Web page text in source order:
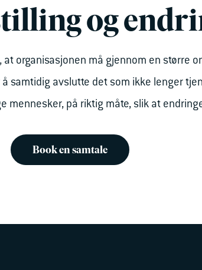
og
organisasjonen må gjennom en større
samtidig avslutte det som ikke lenger
mennesker, på riktig måte, slik at
Book en samtale